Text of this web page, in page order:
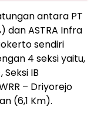
antara PT
dan ASTRA Infra
sendiri
4 seksi yaitu,
IB
– Driyorejo
(6,1 Km).